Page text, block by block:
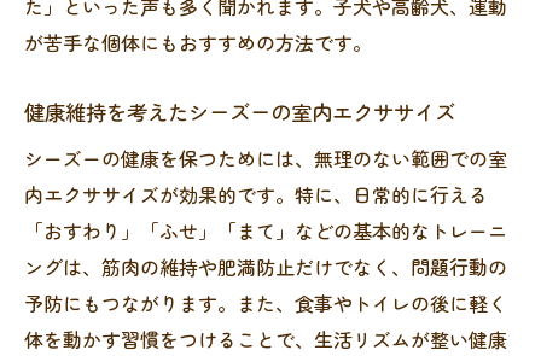
た」といった声も多く聞かれます。子犬や高齢犬、運動
が苦手な個体にもおすすめの方法です。
健康維持を考えたシーズーの室内エクササイズ
シーズーの健康を保つためには、無理のない範囲での室
内エクササイズが効果的です。特に、日常的に行える
「おすわり」「ふせ」「まて」などの基本的なトレーニ
ングは、筋肉の維持や肥満防止だけでなく、問題行動の
予防にもつながります。また、食事やトイレの後に軽く
体を動かす習慣をつけることで、生活リズムが整い健康